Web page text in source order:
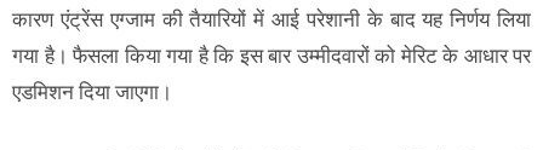
कारण एंट्रेंस एग्जाम की तैयारियों में आई परेशानी के बाद यह निर्णय लिया
गया है। फैसला किया गया है कि इस बार उम्मीदवारों को मेरिट के आधार पर
एडमिशन दिया जाएगा।